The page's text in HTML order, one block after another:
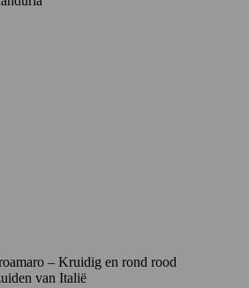
– Kruidig en rond rood
van Italië